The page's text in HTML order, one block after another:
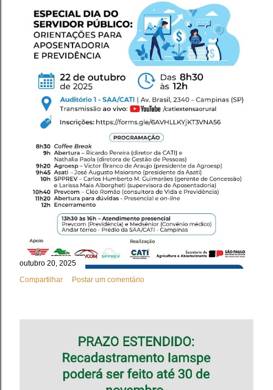
outubro 20, 2025
Compartilhar
Postar um comentário